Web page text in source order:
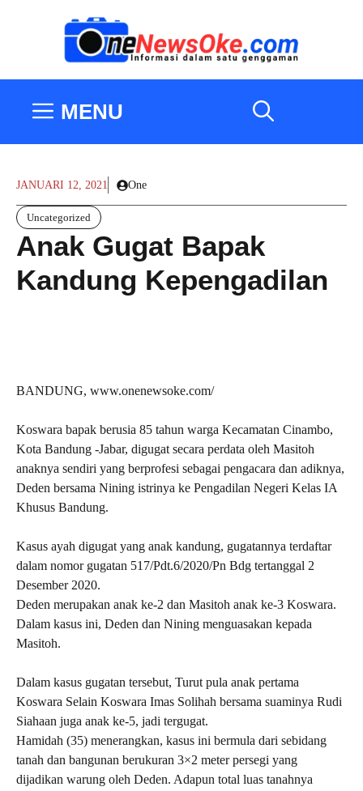
MENU
JANUARI 12, 2021 One
Uncategorized
Anak Gugat Bapak
Kandung Kepengadilan
BANDUNG, www.onenewsoke.com/
Koswara bapak berusia 85 tahun warga Kecamatan Cinambo,
Kota Bandung -Jabar, digugat secara perdata oleh Masitoh
anaknya sendiri yang berprofesi sebagai pengacara dan adiknya,
Deden bersama Nining istrinya ke Pengadilan Negeri Kelas IA
Khusus Bandung.
Kasus ayah digugat yang anak kandung, gugatannya terdaftar
dalam nomor gugatan 517/Pdt.6/2020/Pn Bdg tertanggal 2
Desember 2020.
‎Deden merupakan anak ke-2 dan Masitoh anak ke-3 Koswara.
Dalam kasus ini, Deden dan Nining menguasakan kepada
Masitoh.
Dalam kasus gugatan tersebut, Turut pula anak pertama
Koswara Selain Koswara Imas Solihah bersama suaminya Rudi
Siahaan juga anak ke-5, jadi tergugat.
Hamidah (35) menerangkan, kasus ini bermula dari sebidang
tanah dan bangunan berukuran 3×2 meter persegi yang
dijadikan warung ‎oleh Deden. Adapun total luas tanahnya